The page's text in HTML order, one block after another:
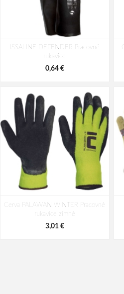
Cerva NIGRA Pracovné rukavice s
blistrem
15,09 €
ISSALINE DEFENDER Pracovné
rukavice
0,64 €
Cerva PALAWAN WINTER Pracovné
rukavice zimné
3,01 €